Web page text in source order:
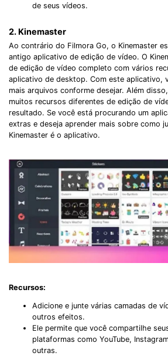
de seus vídeos.
2. Kinemaster
Ao contrário do Filmora Go, o Kinemaster
antigo aplicativo de edição de vídeo. O
de edição de vídeo completo com vários
aplicativo de desktop. Com este aplicativo,
mais arquivos conforme desejar. Além
muitos recursos diferentes de edição de
resultado. Se você está procurando um
extras e deseja aprender mais sobre como
Kinemaster é o aplicativo.
Recursos:
Adicione e junte várias camadas de
outros efeitos.
Ele permite que você compartilhe
plataformas como YouTube,
outras.